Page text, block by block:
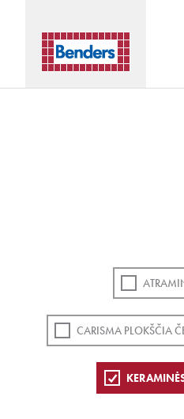
CARISMA PLOKŠČIA